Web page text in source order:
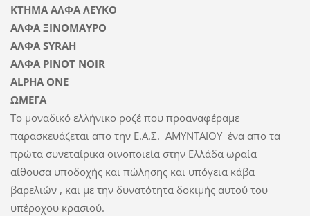
ΚΤΗΜΑ ΑΛΦΑ ΛΕΥΚΟ
ΑΛΦΑ ΞΙΝΟΜΑΥΡΟ
ΑΛΦΑ SYRAH
ΑΛΦΑ PINOT NOIR
ALPHA ONE
ΩΜΕΓΑ
Το μοναδικό ελλήνικο ροζέ που προαναφέραμε
παρασκευάζεται απο την Ε.Α.Σ. ΑΜΥΝΤΑΙΟΥ ένα απο τα
πρώτα συνεταίρικα οινοποιεία στην Ελλάδα ωραία
αίθουσα υποδοχής και πώλησης και υπόγεια κάβα
βαρελιών , και με την δυνατότητα δοκιμής αυτού του
υπέροχου κρασιού.